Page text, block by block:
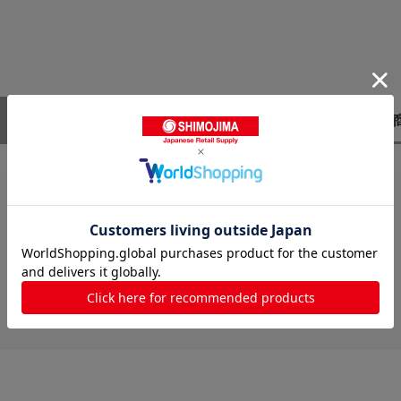
レビューはありません。